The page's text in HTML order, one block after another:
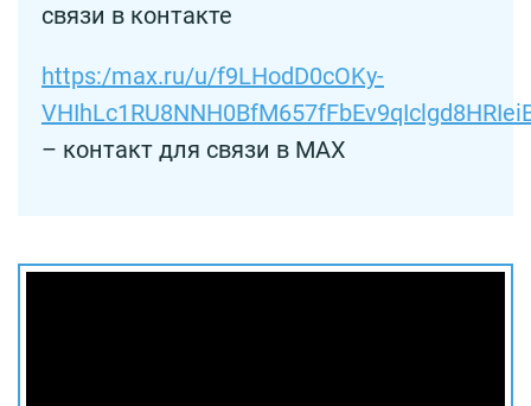
связи в контакте
https:/max.ru/u/f9LHodD0cOKy-
– контакт для связи в MAX